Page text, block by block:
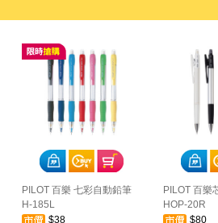
PILOT 百樂 七彩自動鉛筆
H-185L
$38
PILOT 百樂
HOP-20R
$80